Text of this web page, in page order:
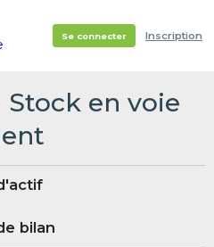
Se connecter Inscription
Stock en voie
bilan